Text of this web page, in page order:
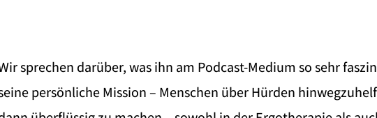
sprechen darüber, was ihn am Podcast-Medium so sehr
persönliche Mission – Menschen über Hürden